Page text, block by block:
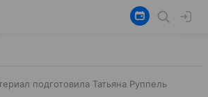
подготовила Татьяна Руппель